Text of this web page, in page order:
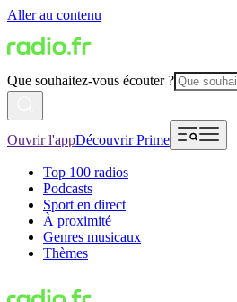
Aller au contenu
Que souhaitez-vous écouter ?
Ouvrir l'appDécouvrir Prime
Top 100 radios
Podcasts
Sport en direct
À proximité
Genres musicaux
Thèmes